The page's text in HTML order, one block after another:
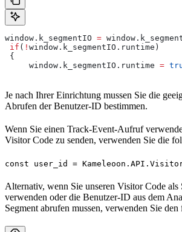
window . k_segmentIO = window .
if ( ! window . k_segmentIO . runtime )
{
     window
. k_segmentIO . runtime =
Je nach Ihrer Einrichtung mussen Sie die
Abrufen der Benutzer-ID bestimmen.
Wenn Sie einen Track-Event-Aufruf
Visitor Code zu senden, verwenden Sie die
const user_id =
Alternativ, wenn Sie unseren Visitor Code als
verwenden oder die Benutzer-ID aus dem
Segment abrufen mussen, verwenden Sie